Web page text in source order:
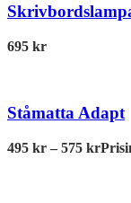
695 kr
Ståmatta Adapt
495 kr – 575 kr